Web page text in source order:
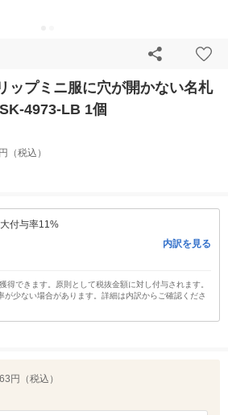
ップミニ服に穴が開かない名札
4973-LB 1個
（税込）
付与率11%
内訳を見る
得できます。原則として税抜金額に対し付与されます。
が少ない場合があります。詳細は内訳からご確認くださ
円（税込）